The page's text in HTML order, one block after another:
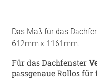
Das Maß für das
612mm x 1161mm.
Für das Dachfenster
passgenaue Rollos für